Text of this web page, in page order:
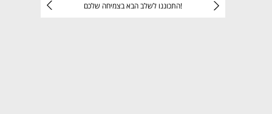
התכוננו לשלב הבא בצמיחה שלכם!